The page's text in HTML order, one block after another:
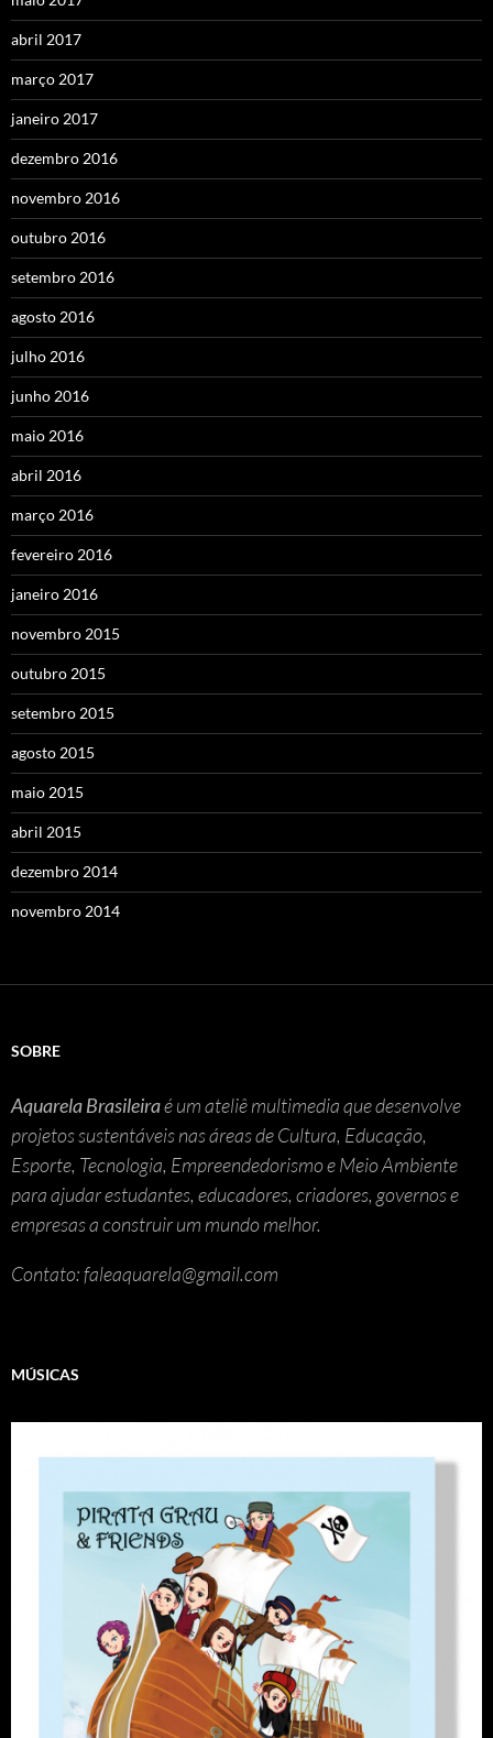
abril 2017
março 2017
janeiro 2017
dezembro 2016
novembro 2016
outubro 2016
setembro 2016
agosto 2016
julho 2016
junho 2016
maio 2016
abril 2016
março 2016
fevereiro 2016
janeiro 2016
novembro 2015
outubro 2015
setembro 2015
agosto 2015
maio 2015
abril 2015
dezembro 2014
novembro 2014
SOBRE
Aquarela Brasileiraé um ateliê multimedia que desenvolve
projetos sustentáveis nas áreas de Cultura, Educação,
Esporte, Tecnologia, Empreendedorismo e Meio Ambiente
para ajudar estudantes, educadores, criadores, governos e
empresas a construir um mundo melhor.
Contato: faleaquarela@gmail.com
MÚSICAS